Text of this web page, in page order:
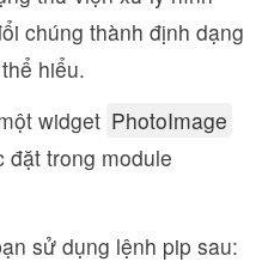
chúng thành định dạng
hiểu.
widget PhotoImage
trong module
sử dụng lệnh pip sau: